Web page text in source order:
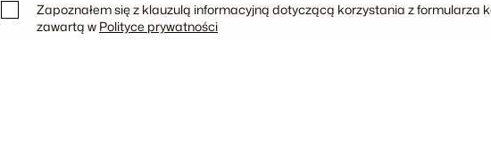
Zapoznałem się z klauzulą informacyjną dotyczącą korzystania z formularza
zawartą w Polityce prywatności